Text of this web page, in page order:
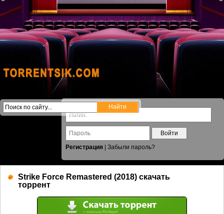
Войти
Регистрация
Забыли пароль?
Strike Force Remastered (2018) скачать
торрент